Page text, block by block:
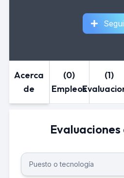
Acerca
de
(0)
Empleos
(1)
Evaluaciones